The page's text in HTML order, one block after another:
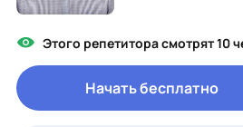
Этого репетитора смотрят 10
Начать бесплатно